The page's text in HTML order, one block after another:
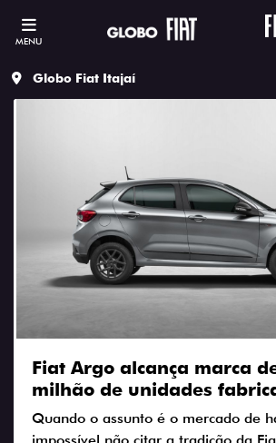
MENU
Globo Fiat Itajaí
Fiat Argo alcança marca
milhão de unidades
Quando o assunto é o mercado de